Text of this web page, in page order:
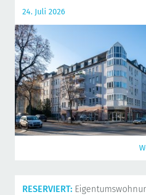
24. Juli 2026
RESERVIERT: